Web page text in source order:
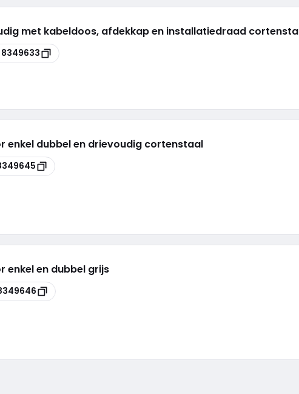
met kabeldoos, afdekkap en installatiedraad cortensta
8349633
enkel dubbel en drievoudig cortenstaal
enkel en dubbel grijs